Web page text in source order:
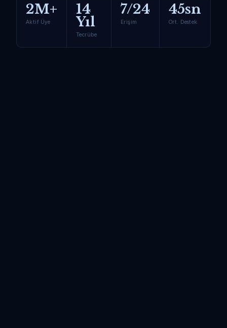
2M+
Aktif Üye
14
Yıl
Tecrübe
7/24
Erişim
45sn
Ort. Destek